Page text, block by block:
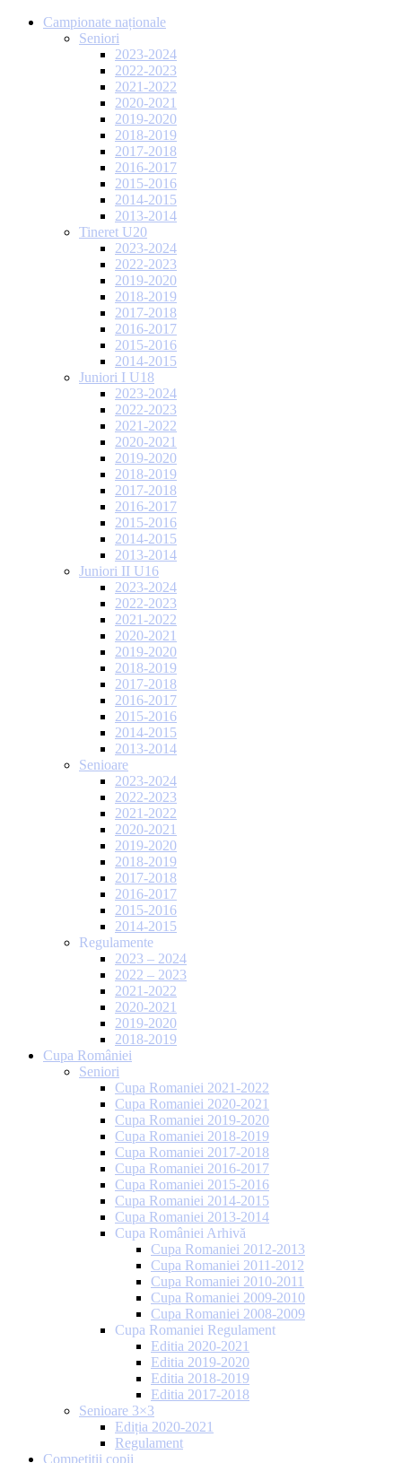
Campionate naționale
Seniori
2023-2024
2022-2023
2021-2022
2020-2021
2019-2020
2018-2019
2017-2018
2016-2017
2015-2016
2014-2015
2013-2014
Tineret U20
2023-2024
2022-2023
2019-2020
2018-2019
2017-2018
2016-2017
2015-2016
2014-2015
Juniori I U18
2023-2024
2022-2023
2021-2022
2020-2021
2019-2020
2018-2019
2017-2018
2016-2017
2015-2016
2014-2015
2013-2014
Juniori II U16
2023-2024
2022-2023
2021-2022
2020-2021
2019-2020
2018-2019
2017-2018
2016-2017
2015-2016
2014-2015
2013-2014
Senioare
2023-2024
2022-2023
2021-2022
2020-2021
2019-2020
2018-2019
2017-2018
2016-2017
2015-2016
2014-2015
Regulamente
2023 – 2024
2022 – 2023
2021-2022
2020-2021
2019-2020
2018-2019
Cupa României
Seniori
Cupa Romaniei 2021-2022
Cupa Romaniei 2020-2021
Cupa Romaniei 2019-2020
Cupa Romaniei 2018-2019
Cupa Romaniei 2017-2018
Cupa Romaniei 2016-2017
Cupa Romaniei 2015-2016
Cupa Romaniei 2014-2015
Cupa Romaniei 2013-2014
Cupa României Arhivă
Cupa Romaniei 2012-2013
Cupa Romaniei 2011-2012
Cupa Romaniei 2010-2011
Cupa Romaniei 2009-2010
Cupa Romaniei 2008-2009
Cupa Romaniei Regulament
Editia 2020-2021
Editia 2019-2020
Editia 2018-2019
Editia 2017-2018
Senioare 3×3
Ediția 2020-2021
Regulament
Competiții copii